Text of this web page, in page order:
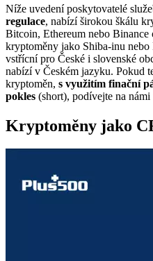
Níže uvedení poskytovatelé
regulace, nabízí širokou škálu
Bitcoin, Ethereum nebo
kryptoměny jako Shiba-inu
vstřícní pro České i slovenské
nabízí v Českém jazyku. Pokud
kryptoměn, s využitím finační
pokles (short), podívejte na
Kryptoměny jako